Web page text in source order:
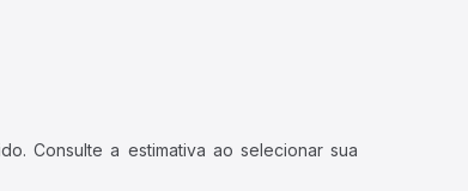
Consulte a estimativa ao selecionar sua